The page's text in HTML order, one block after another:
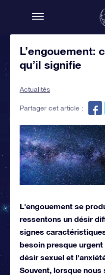
L’engouement:
qu’il signifie
Actualités
Partager cet article :
L'engouement se
ressentons un désir
signes
besoin presque
désir sexuel et
Souvent, lorsque